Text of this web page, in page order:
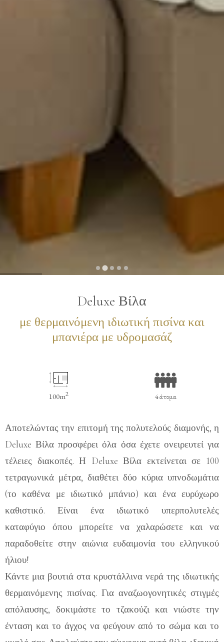
Deluxe Βίλα
με θερμαινόμενη ιδιωτική πισίνα και
μπανιέρα με υδρομασάζ
100m2 4 άτομα
Αποτελώντας την επιτομή της πολυτελούς διαμονής, η
Deluxe Βίλα προσφέρει όλα όσα έχετε ονειρευτεί για
τέλειες διακοπές. Η Deluxe Βίλα εκτείνεται σε 100
τετραγωνικά μέτρα, διαθέτει δύο κύρια υπνοδωμάτια
(το καθένα με ιδιωτικό μπάνιο) και ένα ευρύχωρο
καθιστικό. Είναι ένα ιδιωτικό υπερπολυτελές
καταφύγιο όπου μπορείτε να χαλαρώσετε και να
παραδοθείτε στην αιώνια ευδαιμονία του ελληνικού
ήλιου!
Κάντε μια βουτιά στα κρυστάλλινα νερά της ιδιωτικής
θερμαινόμενης πισίνας. Για αναζωογονητικές στιγμές
απόλαυσης, δοκιμάστε το τζακούζι και νιώστε την
ένταση και το άγχος να φεύγουν από το σώμα και το